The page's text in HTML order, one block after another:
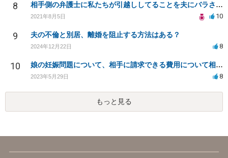
8 相手側の弁護士に私たちが引越ししてることを夫にバラされました。
2021年8月5日 10
9 夫の不倫と別居、離婚を阻止する方法はある？
2024年12月22日 8
10 娘の妊娠問題について、相手に請求できる費用について相談したい
2023年5月29日 8
もっと見る